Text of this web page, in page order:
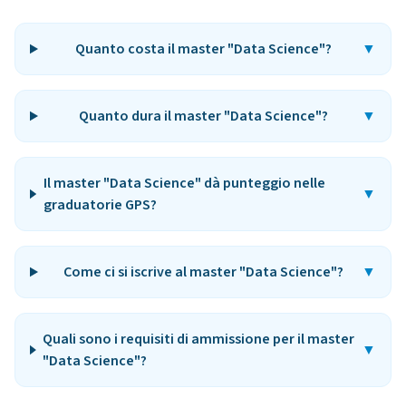
Quanto costa il master "Data Science"? ▼
Quanto dura il master "Data Science"? ▼
Il master "Data Science" dà punteggio nelle
graduatorie GPS?
▼
Come ci si iscrive al master "Data Science"? ▼
Quali sono i requisiti di ammissione per il master
"Data Science"?
▼